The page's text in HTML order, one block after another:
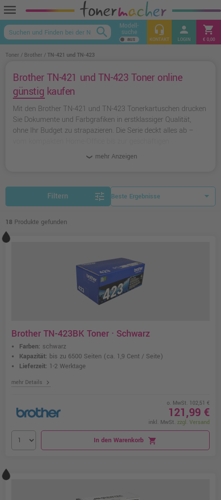
menu
keyboard_arrow_up
search Modell-
suche headset_mic
KONTAKT
person
LOGIN
shopping_cart
€ 0,00
Toner Brother TN-421 und TN-423
Brother TN-421 und TN-423 Toner online
günstig kaufen
Mit den Brother TN-421 und TN-423 Tonerkartuschen drucken
Sie Dokumente und Farbgrafiken in erstklassiger Qualität,
ohne Ihr Budget zu strapazieren. Die Serie deckt alles ab –
Arbeitsgruppe – und bietet sowohl Standard- als auch High-
Yield-Varianten für jedes Druckvolumen. Für Sparfüchse bieten
günstigeren Preisen, mit umfangreichen Garantien an.
mehr Anzeigen
Filtern tune
18 Produkte gefunden
Brother TN-423BK Toner · Schwarz
Farben: schwarz
Kapazität: bis zu 6500 Seiten (ca. 1,9 Cent / Seite)
Lieferzeit: 1-2 Werktage
mehr Details chevron_right
o. MwSt. 102,51 €
121,99 €
inkl. MwSt. zzgl. Versand
In den Warenkorb shopping_cart